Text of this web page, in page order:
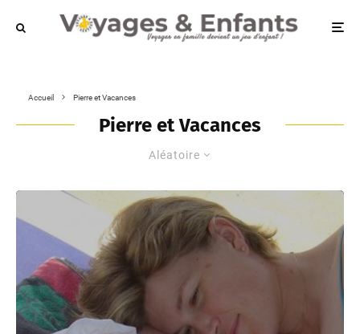
Accueil Pierre et Vacances
Pierre et Vacances
Aléatoire